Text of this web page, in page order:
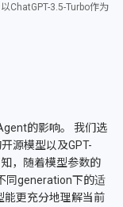
ChatGPT-3.5-Turbo作为
的影响。 我们选
源模型以及GPT-
，随着模型参数的
同generation下的适
能更充分地理解当前